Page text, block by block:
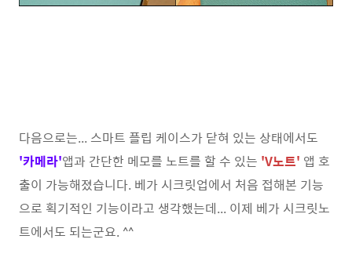
다음으로는... 스마트 플립 케이스가 닫혀 있는 상태에서도
'카메라'앱과 간단한 메모를 노트를 할 수 있는 'V노트' 앱 호
출이 가능해졌습니다. 베가 시크릿업에서 처음 접해본 기능
으로 획기적인 기능이라고 생각했는데... 이제 베가 시크릿노
트에서도 되는군요. ^^